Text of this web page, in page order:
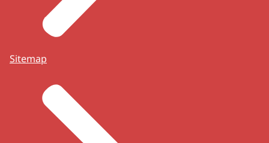
Sitemap